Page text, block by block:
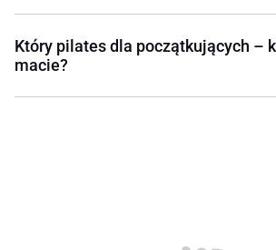
Który pilates dla początkujących –
macie?